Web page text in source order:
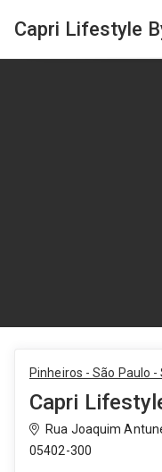
Capri Lifestyle
Pinheiros - São Paulo -
Capri
Rua Joaquim
05402-300